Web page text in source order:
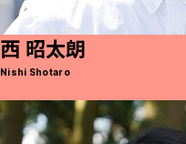
西 昭太朗
Nishi Shotaro